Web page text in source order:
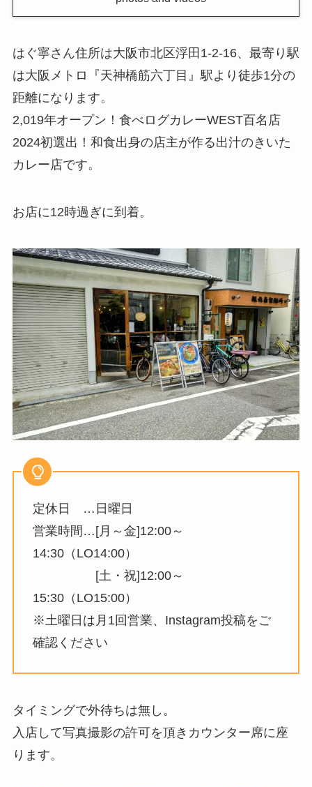
はぐ寧さん住所は大阪市北区浮田1-2-16、最寄り駅
は大阪メトロ『天神橋筋六丁目』駅より徒歩1分の
距離になります。
2,019年オープン！食べログカレーWEST百名店
2024初選出！和食出身の店主が作る出汁のきいた
カレー店です。
お店に12時過ぎに到着。
定休日 …日曜日
営業時間…[月～金]12:00～
14:30（LO14:00）
[土・祝]12:00～
15:30（LO15:00）
※土曜日は月1回営業、Instagram投稿をご
確認ください
タイミングで外待ちは無し。
入店して写真撮影の許可を頂きカウンター席に座
ります。